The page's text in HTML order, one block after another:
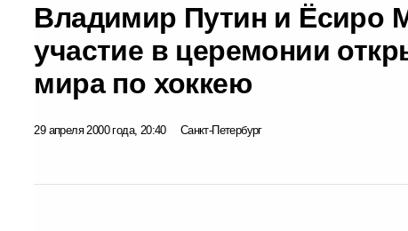
Владимир Путин и Ёсиро
участие в церемонии
мира по хоккею
29 апреля 2000 года, 20:40 Санкт-Петербург